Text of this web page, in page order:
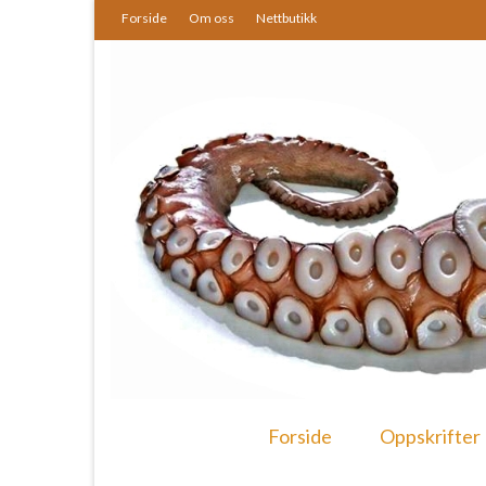
Forside Om oss Nettbutikk
Forside Oppskrifter